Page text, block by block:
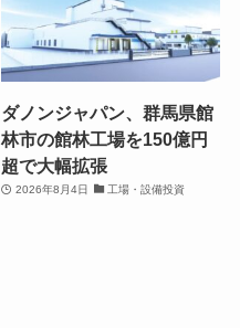
ダノンジャパン、群馬県館
林市の館林工場を150億円
超で大幅拡張
2026年8月4日 工場・設備投資